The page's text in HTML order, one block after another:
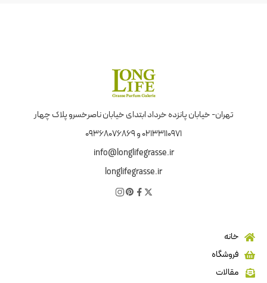
تهران- خیابان پانزده خرداد ابتدای خیابان ناصرخسرو پلاک چهار
02133110971 و 09368076869
info@longlifegrasse.ir
longlifegrasse.ir
خانه
فروشگاه
مقالات